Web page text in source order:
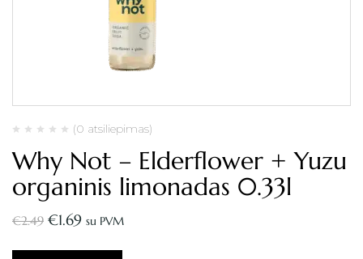
(0 atsiliepimas)
Why Not – Elderflower + Yuzu
organinis limonadas 0.33l
€2.49 €1.69 su PVM